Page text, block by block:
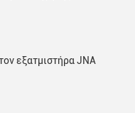
εξατμιστήρα JNA